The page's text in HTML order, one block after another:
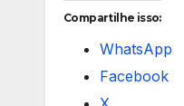
Compartilhe isso:
WhatsApp
Facebook